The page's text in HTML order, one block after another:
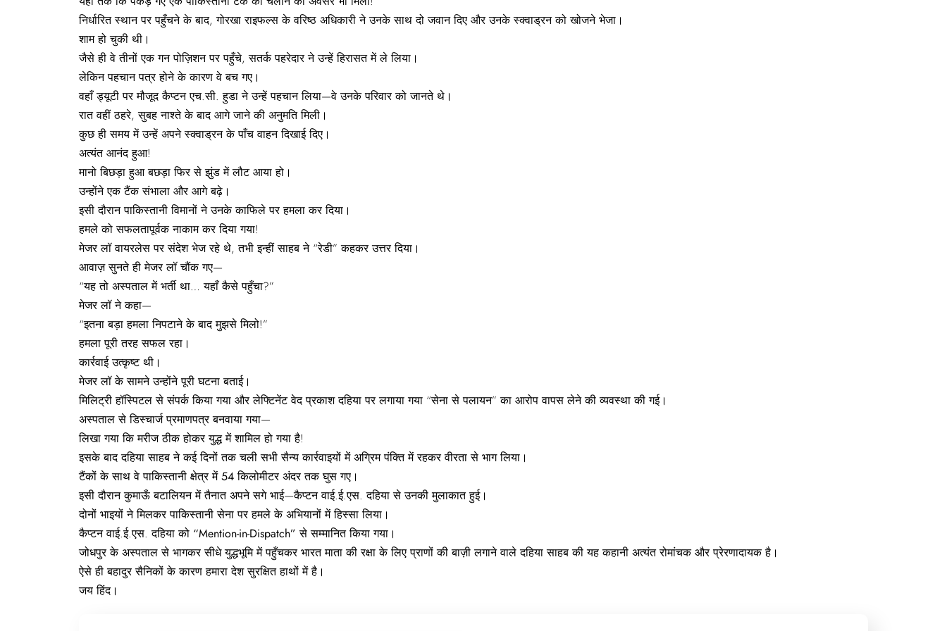
निर्धारित स्थान पर पहुँचने के बाद, गोरखा राइफल्स के वरिष्ठ अधिकारी ने उनके साथ दो जवान दिए और उनके स्क्वाड्रन को खोजने भेजा।
शाम हो चुकी थी।
जैसे ही वे तीनों एक गन पोज़िशन पर पहुँचे, सतर्क पहरेदार ने उन्हें हिरासत में ले लिया।
लेकिन पहचान पत्र होने के कारण वे बच गए।
वहाँ ड्यूटी पर मौजूद कैप्टन एच.सी. हुडा ने उन्हें पहचान लिया—वे उनके परिवार को जानते थे।
रात वहीं ठहरे, सुबह नाश्ते के बाद आगे जाने की अनुमति मिली।
कुछ ही समय में उन्हें अपने स्क्वाड्रन के पाँच वाहन दिखाई दिए।
अत्यंत आनंद हुआ!
मानो बिछड़ा हुआ बछड़ा फिर से झुंड में लौट आया हो।
उन्होंने एक टैंक संभाला और आगे बढ़े।
इसी दौरान पाकिस्तानी विमानों ने उनके काफिले पर हमला कर दिया।
हमले को सफलतापूर्वक नाकाम कर दिया गया!
मेजर लॉ वायरलेस पर संदेश भेज रहे थे, तभी इन्हीं साहब ने “रेडी” कहकर उत्तर दिया।
आवाज़ सुनते ही मेजर लॉ चौंक गए—
“यह तो अस्पताल में भर्ती था… यहाँ कैसे पहुँचा?”
मेजर लॉ ने कहा—
“इतना बड़ा हमला निपटाने के बाद मुझसे मिलो!”
हमला पूरी तरह सफल रहा।
कार्रवाई उत्कृष्ट थी।
मेजर लॉ के सामने उन्होंने पूरी घटना बताई।
मिलिट्री हॉस्पिटल से संपर्क किया गया और लेफ्टिनेंट वेद प्रकाश दहिया पर लगाया गया “सेना से पलायन” का आरोप वापस लेने की व्यवस्था की गई।
अस्पताल से डिस्चार्ज प्रमाणपत्र बनवाया गया—
लिखा गया कि मरीज ठीक होकर युद्ध में शामिल हो गया है!
इसके बाद दहिया साहब ने कई दिनों तक चली सभी सैन्य कार्रवाइयों में अग्रिम पंक्ति में रहकर वीरता से भाग लिया।
टैंकों के साथ वे पाकिस्तानी क्षेत्र में54किलोमीटरअंदरतकघुस गए।
इसी दौरान कुमाऊँ बटालियन में तैनात अपने सगे भाई—कैप्टन वाई.ई.एस. दहिया से उनकी मुलाकात हुई।
दोनों भाइयों ने मिलकर पाकिस्तानी सेना पर हमले के अभियानों में हिस्सा लिया।
कैप्टन वाई.ई.एस. दहिया को “Mention-in-Dispatch” से सम्मानित किया गया।
जोधपुर के अस्पताल से भागकर सीधे युद्धभूमि में पहुँचकर भारत माता की रक्षा के लिए प्राणों की बाज़ी लगाने वाले दहिया साहब की यह कहानी अत्यंत रोमांचक और प्रेरणादायक है।
ऐसे ही बहादुर सैनिकों के कारण हमारा देश सुरक्षित हाथों में है।
जयहिंद।